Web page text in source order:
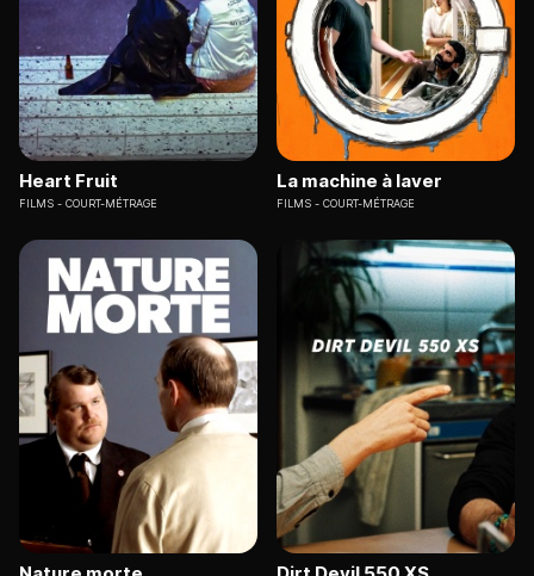
Heart Fruit
FILMS COURT-MÉTRAGE
La machine à laver
FILMS COURT-MÉTRAGE